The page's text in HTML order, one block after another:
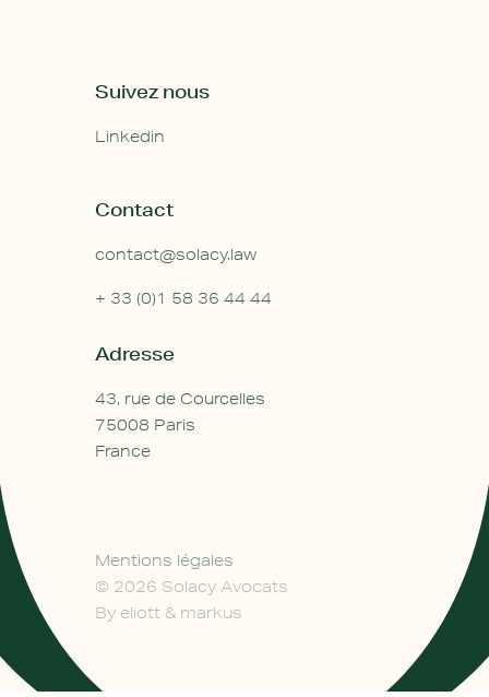
Suivez nous
Linkedin
Contact
contact@solacy.law
+ 33 (0)1 58 36 44 44
Adresse
43, rue de Courcelles
75008 Paris
France
Mentions légales
© 2026 Solacy Avocats
By eliott & markus